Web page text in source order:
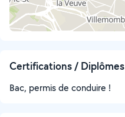
Certifications / Diplômes
Bac, permis de conduire !